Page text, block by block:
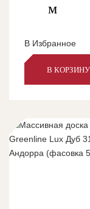
м
В Избранное
В КОРЗИНУ